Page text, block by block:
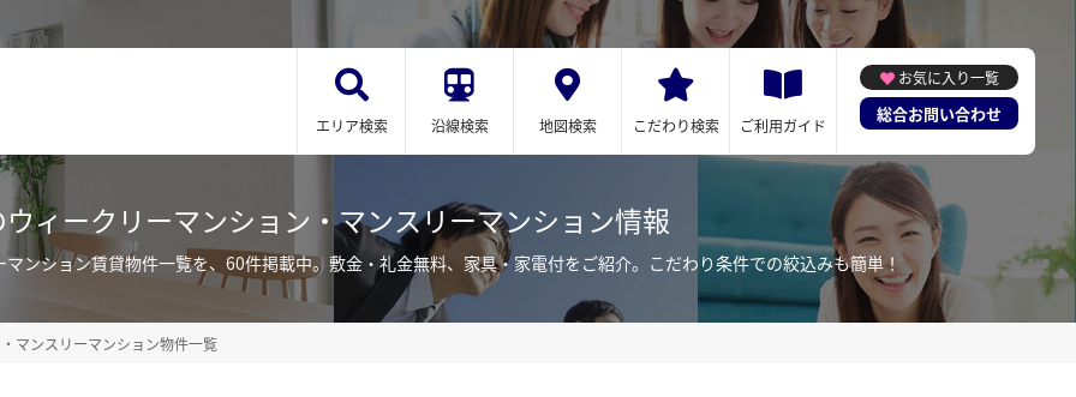
エリア検索 沿線検索 地図検索 こだわり検索 ご利用ガイド
お気に入り一覧
総合お問い合わせ
ィークリーマンション・マンスリーマンション情報
ンション賃貸物件一覧を、60件掲載中。敷金・礼金無料、家具・家電付をご紹介。こだわり条件での絞込みも簡単！
マンスリーマンション物件一覧